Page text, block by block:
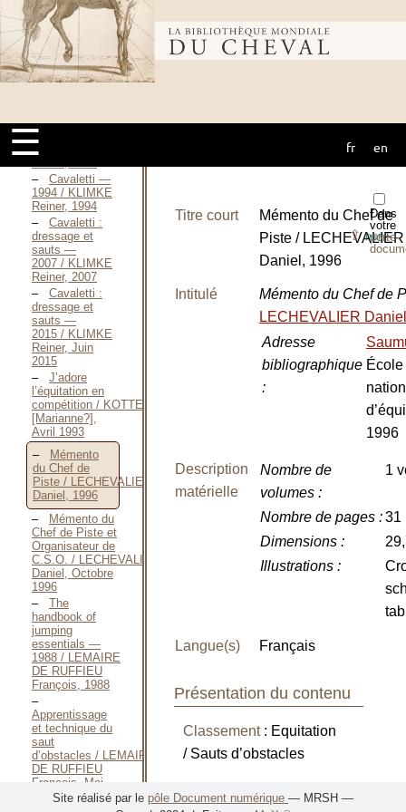
Bibliothèque
mondiale du
cheval
☰ fr en
Reiner, 1966
Cavalletti —
1969 / KLIMKE
Reiner, 1969
Cavaletti —
1975 / KLIMKE
Training of the
Young
Horse / KLIMKE
Cavaletti —
1994 / KLIMKE
Reiner, 1994
Cavaletti :
dressage et
sauts —
2007 / KLIMKE
Reiner, 2007
Cavaletti :
dressage et
sauts —
2015 / KLIMKE
Reiner, Juin
2015
J’adore
l’équitation en
compétition / KOTTENHOFF
[Marianne?],
Avril 1993
Mémento
du Chef de
Piste / LECHEVALIER
Daniel, 1996
Mémento du
Chef de Piste et
Organisateur de
C.S.O. / LECHEVALIER
Daniel, Octobre
1996
The
handbook of
jumping
essentials —
1988 / LEMAIRE
DE RUFFIEU
François, 1988
Apprentissage
et technique du
saut
d’obstacles / LEMAIRE
DE RUFFIEU
François, Mai
1993
Dans
votre
porte-
⇪PDF
Titre court
Mémento du Chef de
Piste / LECHEVALIER
Daniel, 1996
Intitulé
Mémento du Chef de
LECHEVALIER Daniel
Adresse
bibliographique
:
École
1996
Description
matérielle
Nombre de
volumes:
1
Nombre de pages:31
Dimensions:
Illustrations:
Langue(s) Français
Présentation du contenu
Classement: Equitation
/ Sauts d’obstacles
« Ce mémento apporte au
Site réalisé par le pôle Document numérique — MRSH —